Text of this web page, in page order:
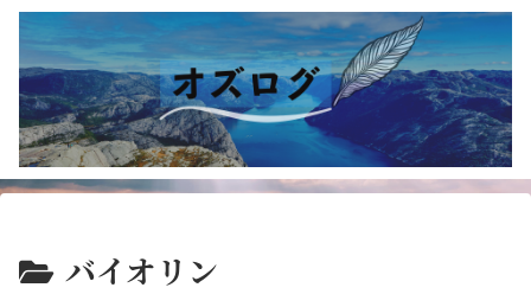
バイオリン